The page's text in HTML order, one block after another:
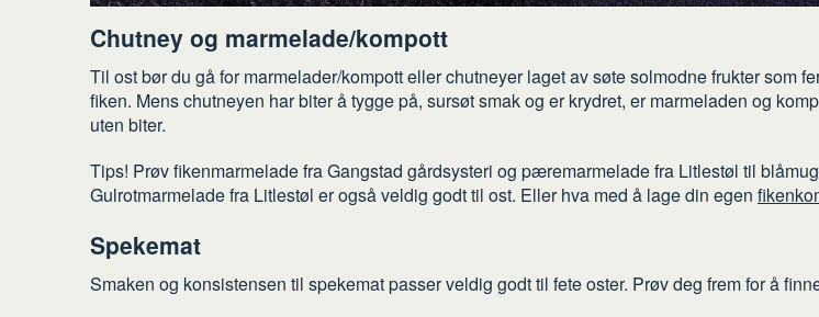
Chutney og marmelade/kompott
Til ost bør du gå for marmelader/kompott eller chutneyer laget av søte solmodne frukter som
fiken. Mens chutneyen har biter å tygge på, sursøt smak og er krydret, er marmeladen og
uten biter.
Tips! Prøv fikenmarmelade fra Gangstad gårdsysteri og pæremarmelade fra Litlestøl til
Gulrotmarmelade fra Litlestøl er også veldig godt til ost. Eller hva med å lage din egen
Spekemat
Smaken og konsistensen til spekemat passer veldig godt til fete oster. Prøv deg frem for å